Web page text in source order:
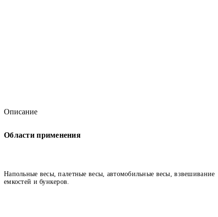
Описание
Области применения
Напольные весы, палетные весы, автомобильные весы, взвешивание
емкостей и бункеров.